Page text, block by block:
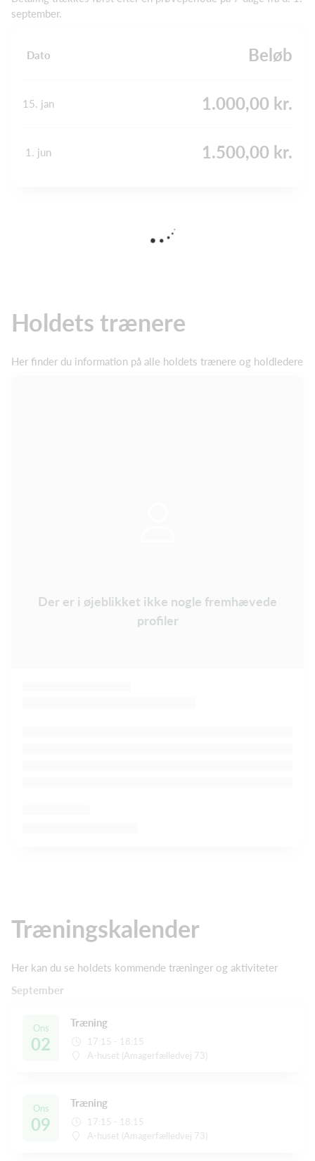
september.
Dato Beløb
15. jan 1.000,00 kr.
1. jun 1.500,00 kr.
Holdets trænere
Her finder du information på alle holdets trænere og holdledere
Der er i øjeblikket ikke nogle fremhævede
profiler
Træningskalender
Her kan du se holdets kommende træninger og aktiviteter
September
Ons
02
Træning
17:15 - 18:15
A-huset (Amagerfælledvej 73)
Ons
09
Træning
17:15 - 18:15
A-huset (Amagerfælledvej 73)